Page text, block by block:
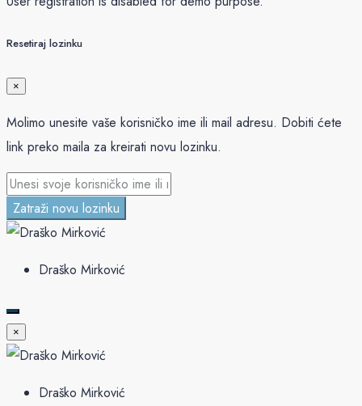
Resetiraj lozinku
×
Molimo unesite vaše korisničko ime ili mail adresu. Dobiti ćete
link preko maila za kreirati novu lozinku.
Zatraži novu lozinku
Draško Mirković
×
Draško Mirković